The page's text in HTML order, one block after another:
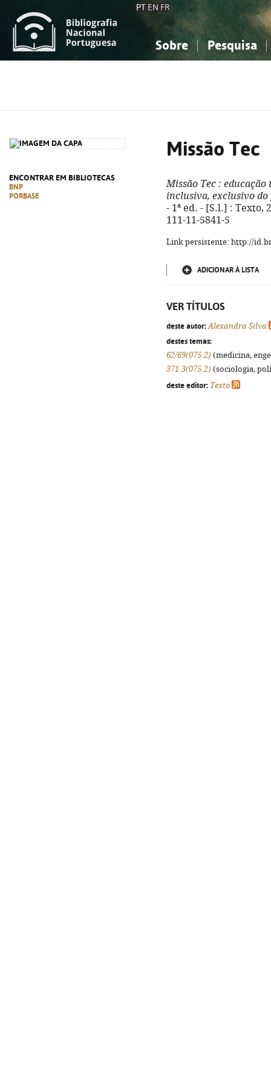
PT EN FR
Sobre Pesquisa
ENCONTRAR EM BIBLIOTECAS
BNP
PORBASE
Missão Tec
Missão Tec : educação
inclusiva, exclusivo do
- 1ª ed. - [S.l.] : Texto,
111-11-5841-5
Link persistente: http://
ADICIONAR À LISTA
VER TÍTULOS
deste autor: Alexandra Silva
destes temas:
62/69(075.2) (medicina,
371.3(075.2) (sociologia,
deste editor: Texto